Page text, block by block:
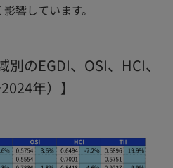
響しています。
別のEGDI、OSI、HCI、
年）】